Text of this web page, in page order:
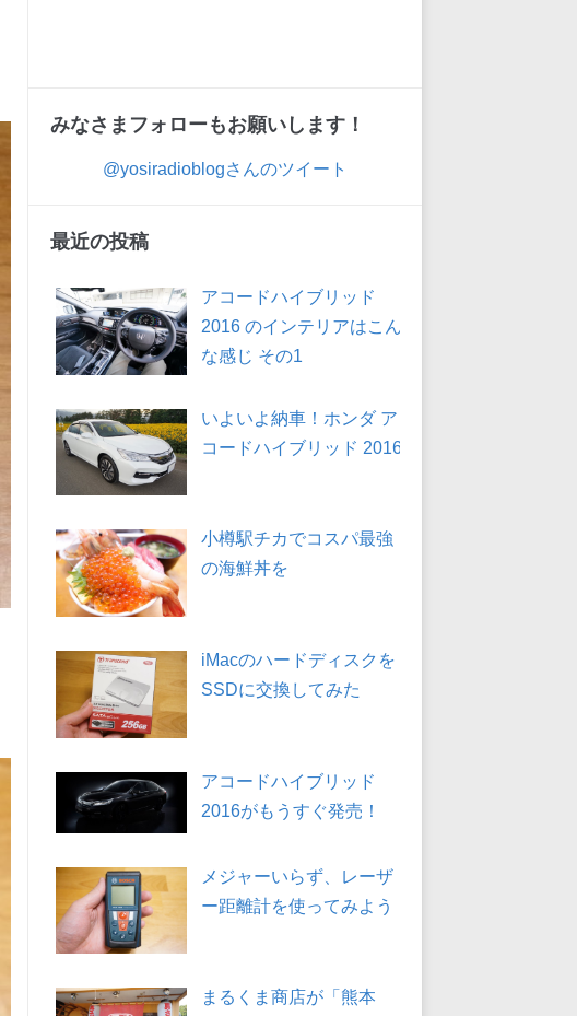
みなさまフォローもお願いします！
@yosiradioblogさんのツイート
最近の投稿
アコードハイブリッド
2016 のインテリアはこん
な感じ その1
いよいよ納車！ホンダ ア
コードハイブリッド 2016
小樽駅チカでコスパ最強
の海鮮丼を
iMacのハードディスクを
SSDに交換してみた
アコードハイブリッド
2016がもうすぐ発売！
メジャーいらず、レーザ
ー距離計を使ってみよう
まるくま商店が「熊本